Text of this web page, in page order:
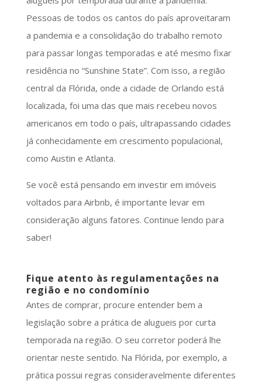
Pessoas de todos os cantos do país aproveitaram
a pandemia e a consolidação do trabalho remoto
para passar longas temporadas e até mesmo fixar
residência no “Sunshine State”. Com isso, a região
central da Flórida, onde a cidade de Orlando está
localizada, foi uma das que mais recebeu novos
americanos em todo o país, ultrapassando cidades
já conhecidamente em crescimento populacional,
como Austin e Atlanta.
Se você está pensando em investir em imóveis
voltados para Airbnb, é importante levar em
consideração alguns fatores. Continue lendo para
saber!
Fique atento às regulamentações na
região e no condomínio
Antes de comprar, procure entender bem a
legislação sobre a prática de alugueis por curta
temporada na região. O seu corretor poderá lhe
orientar neste sentido. Na Flórida, por exemplo, a
prática possui regras consideravelmente diferentes